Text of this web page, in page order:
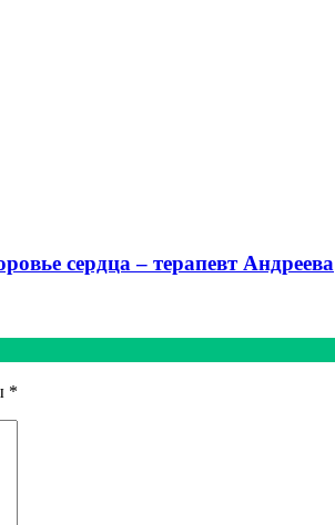
сердца – терапевт Андреева
*